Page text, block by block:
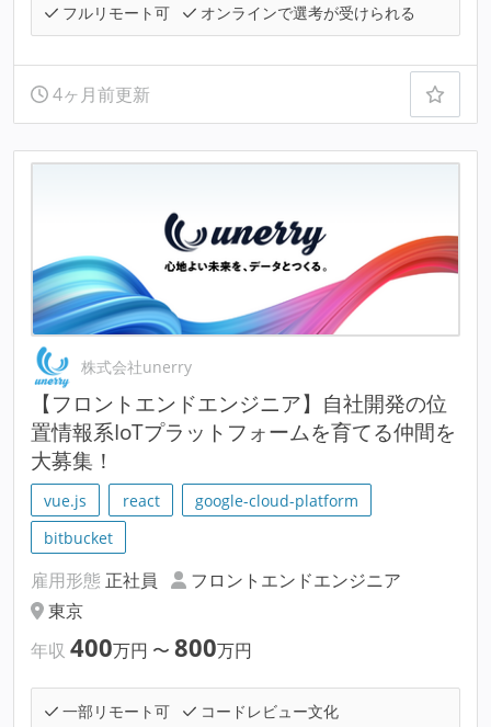
フルリモート可
オンラインで選考が受けられる
4ヶ月前更新
株式会社unerry
【フロントエンドエンジニア】自社開発の位
置情報系IoTプラットフォームを育てる仲間を
大募集！
vue.js react
google-cloud-platform
bitbucket
雇用形態 正社員
フロントエンドエンジニア
東京
年収 400万円 〜 800万円
一部リモート可
コードレビュー文化